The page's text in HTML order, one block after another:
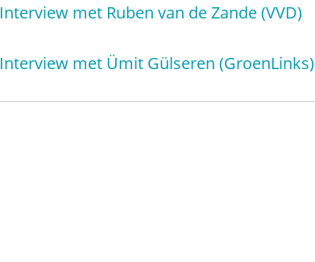
Interview met Ruben van de Zande (VVD)
Interview met Ümit Gülseren (GroenLinks)